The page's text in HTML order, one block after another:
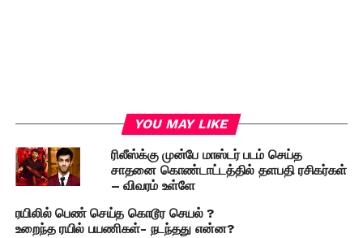
YOU MAY LIKE
ரிலீஸ்க்கு முன்பே மாஸ்டர் படம் செய்த
சாதனை கொண்டாட்டத்தில் தளபதி ரசிகர்கள்
– விவரம் உள்ளே
ரயிலில் பெண் செய்த கொடூர செயல் ?
உறைந்த ரயில் பயணிகள்- நடந்தது என்ன?